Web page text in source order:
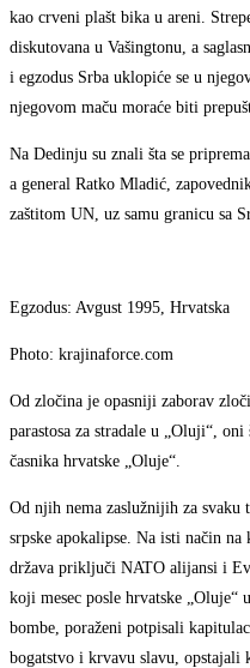
kao crveni plašt bika u areni.
diskutovana u Vašingtonu, a
i egzodus Srba uklopiće se u
njegovom maču moraće biti
Na Dedinju su znali šta se
a general Ratko Mladić,
zaštitom UN, uz samu granicu sa
Egzodus: Avgust 1995, Hrvatska
Photo: krajinaforce.com
Od zločina je opasniji zaborav
parastosa za stradale u „Oluji“,
časnika hrvatske „Oluje“.
Od njih nema zaslužnijih za svaku
srpske apokalipse. Na isti način
država priključi NATO alijansi i
koji mesec posle hrvatske
bombe, poraženi potpisali
bogatstvo i krvavu slavu, opstajali